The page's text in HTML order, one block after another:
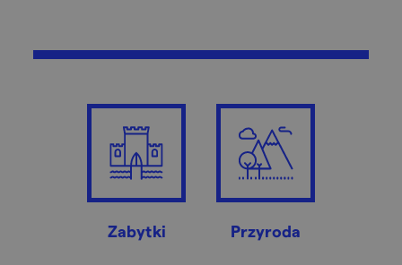
Zabytki Przyroda